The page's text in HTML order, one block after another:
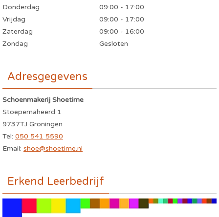
Donderdag
09:00 - 17:00
Vrijdag
09:00 - 17:00
Zaterdag
09:00 - 16:00
Zondag
Gesloten
Adresgegevens
Schoenmakerij Shoetime
Stoepemaheerd 1
9737TJ Groningen
Tel: 050 541 5590
Email: shoe@shoetime.nl
Erkend Leerbedrijf